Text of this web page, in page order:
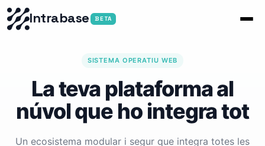
Intrabase BETA
SISTEMA OPERATIU WEB
La teva plataforma al
núvol que ho integra tot
Un ecosistema modular i segur que integra totes les